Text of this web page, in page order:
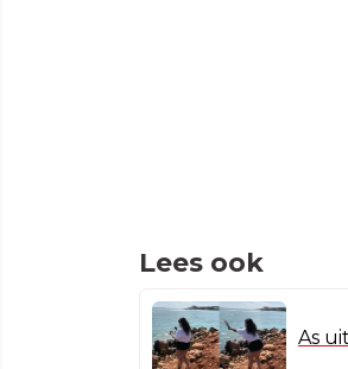
Lees ook
As